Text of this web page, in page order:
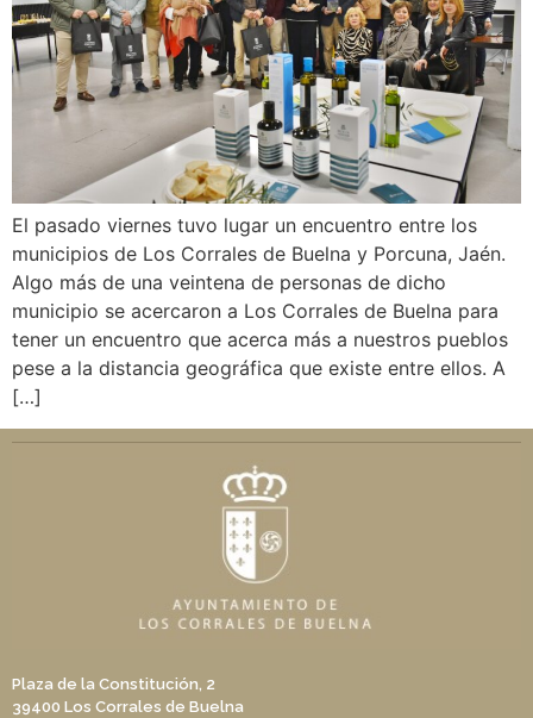
El pasado viernes tuvo lugar un encuentro entre los
municipios de Los Corrales de Buelna y Porcuna, Jaén.
Algo más de una veintena de personas de dicho
municipio se acercaron a Los Corrales de Buelna para
tener un encuentro que acerca más a nuestros pueblos
pese a la distancia geográfica que existe entre ellos. A
[…]
Plaza de la Constitución, 2
39400 Los Corrales de Buelna